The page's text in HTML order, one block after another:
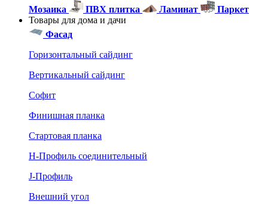
Мозаика
ПВХ плитка Ламинат
Паркет
Товары для дома и дачи
Фасад
Горизонтальный сайдинг
Вертикальный сайдинг
Софит
Финишная планка
Стартовая планка
Н-Профиль соединительный
J-Профиль
Внешний угол